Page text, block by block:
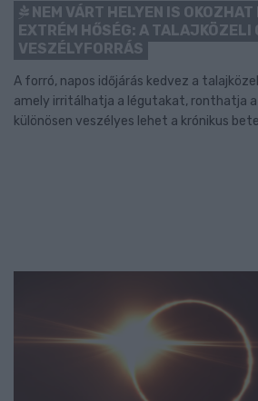
NEM VÁRT HELYEN IS
EXTRÉM HŐSÉG: A TALAJKÖZELI
VESZÉLYFORRÁS
A forró, napos időjárás kedvez a
amely irritálhatja a légutakat, ronthatja
különösen veszélyes lehet a krónikus